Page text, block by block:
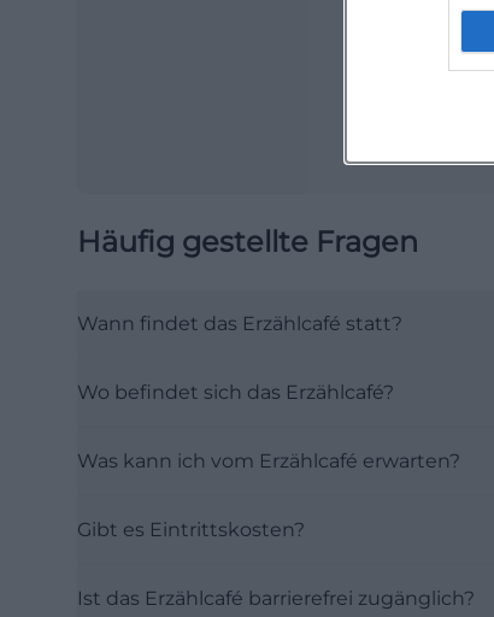
Häufig gestellte Fragen
Wann findet das Erzählcafé statt?
Wo befindet sich das Erzählcafé?
Was kann ich vom Erzählcafé erwarten?
Gibt es Eintrittskosten?
Ist das Erzählcafé barrierefrei zugänglich?